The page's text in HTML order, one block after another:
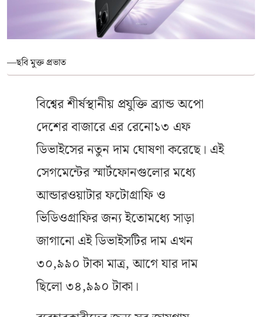
—ছবি মুক্ত প্রভাত
বিশ্বের শীর্ষস্থানীয় প্রযুক্তি ব্র্যান্ড অপো
দেশের বাজারে এর রেনো১৩ এফ
ডিভাইসের নতুন দাম ঘোষণা করেছে। এই
সেগমেন্টের স্মার্টফোনগুলোর মধ্যে
আন্ডারওয়াটার ফটোগ্রাফি ও
ভিডিওগ্রাফির জন্য ইতোমধ্যে সাড়া
জাগানো এই ডিভাইসটির দাম এখন
৩০,৯৯০ টাকা মাত্র, আগে যার দাম
ছিলো ৩৪,৯৯০ টাকা।